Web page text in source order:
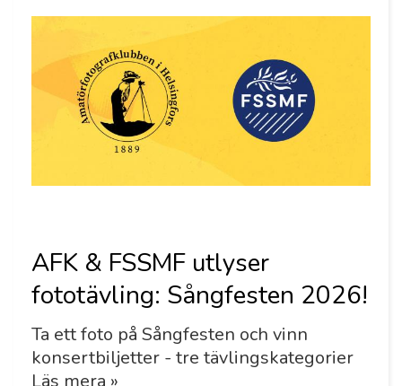
AFK & FSSMF utlyser
fototävling: Sångfesten 2026!
Ta ett foto på Sångfesten och vinn
konsertbiljetter - tre tävlingskategorier
Läs mera »